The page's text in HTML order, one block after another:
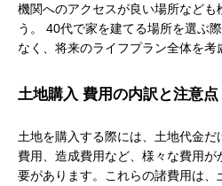
機関へのアクセスが良い場所なども
う。 40代で家を建てる場所を選ぶ
なく、将来のライフプラン全体を考
土地購入 費用の内訳と注意点
土地を購入する際には、土地代金
費用、造成費用など、様々な費用
要があります。これらの諸費用は、